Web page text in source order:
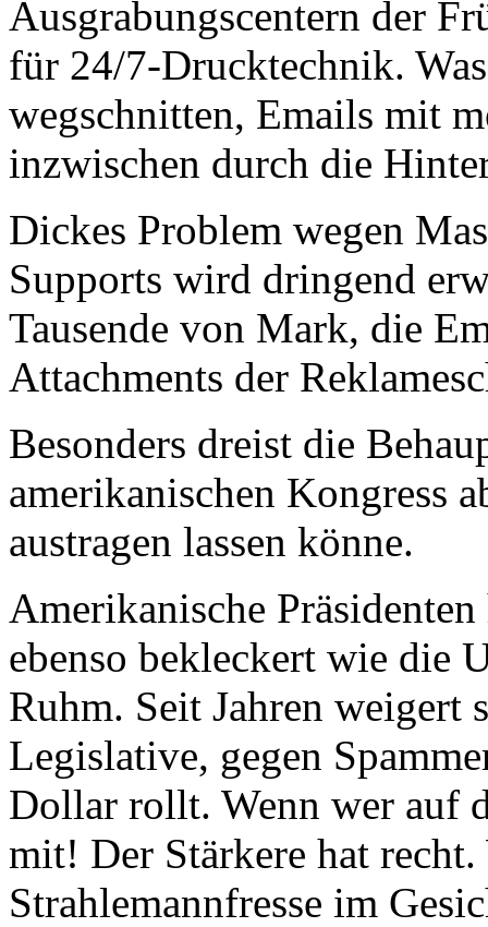
Ausgrabungscentern der
für 24/7-Drucktechnik.
wegschnitten, Emails mit
inzwischen durch die
Dickes Problem wegen
Supports wird dringend
Tausende von Mark, die
Attachments der
Besonders dreist die
amerikanischen Kongress
austragen lassen könne.
Amerikanische
ebenso bekleckert wie die
Ruhm. Seit Jahren weigert
Legislative, gegen
Dollar rollt. Wenn wer auf
mit! Der Stärkere hat
Strahlemannfresse im